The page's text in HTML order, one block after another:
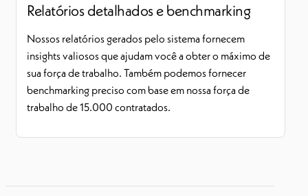
Relatórios detalhados e benchmarking
Nossos relatórios gerados pelo sistema fornecem
insights valiosos que ajudam você a obter o máximo de
sua força de trabalho. Também podemos fornecer
benchmarking preciso com base em nossa força de
trabalho de 15.000 contratados.